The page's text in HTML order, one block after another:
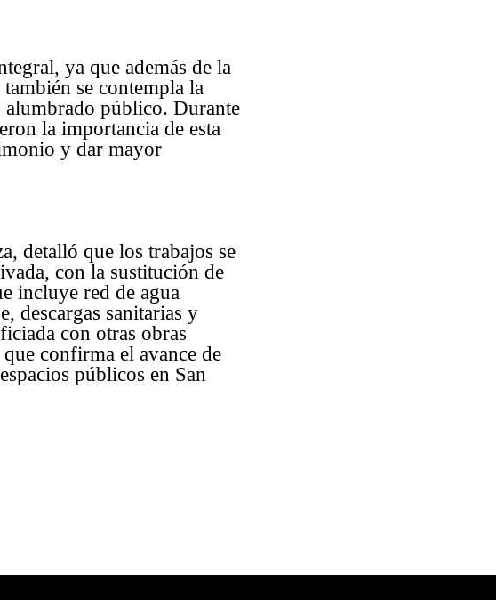
ya que además de la
se contempla la
público. Durante
la importancia de esta
y dar mayor
detalló que los trabajos se
con la sustitución de
incluye red de agua
descargas sanitarias y
con otras obras
confirma el avance de
públicos en San